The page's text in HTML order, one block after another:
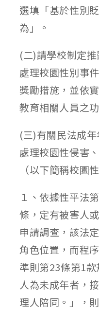
選填「基於性別
為」。
(二)請學校制定
處理校園性別事
獎勵措施，並依
教育相關人員之
(三)有關民法成
處理校園性侵害
（以下簡稱校園
１、依據性平法
條，定有被害人
申請調查，該法
角色位置，而程
準則第23條第1
人為未成年者，
理人陪同。」，